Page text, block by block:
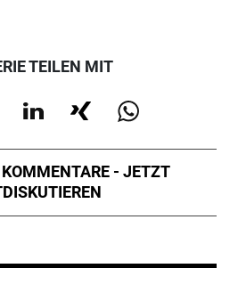
TEILEN MIT
KOMMENTARE - JETZT